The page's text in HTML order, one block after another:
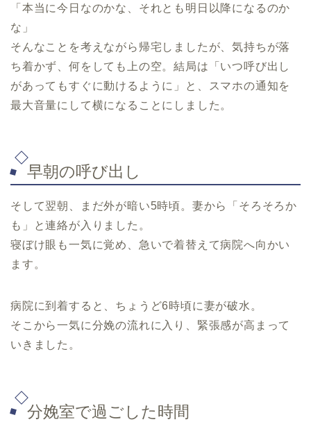
「本当に今日なのかな、それとも明日以降になるのか
な」
そんなことを考えながら帰宅しましたが、気持ちが落
ち着かず、何をしても上の空。結局は「いつ呼び出し
があってもすぐに動けるように」と、スマホの通知を
最大音量にして横になることにしました。
早朝の呼び出し
そして翌朝、まだ外が暗い5時頃。妻から「そろそろか
も」と連絡が入りました。
寝ぼけ眼も一気に覚め、急いで着替えて病院へ向かい
ます。
病院に到着すると、ちょうど6時頃に妻が破水。
そこから一気に分娩の流れに入り、緊張感が高まって
いきました。
分娩室で過ごした時間